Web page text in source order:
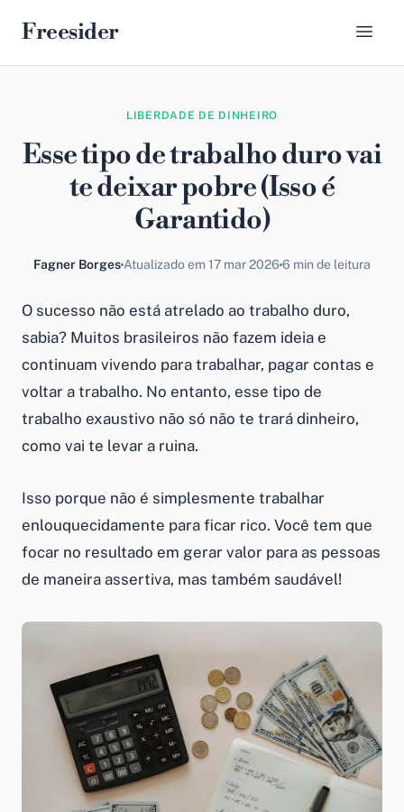
Freesider
LIBERDADE DE DINHEIRO
Esse tipo de trabalho duro vai
te deixar pobre (Isso é
Garantido)
Fagner Borges Atualizado em 17 mar 2026 6 min de leitura
O sucesso não está atrelado ao trabalho duro,
sabia? Muitos brasileiros não fazem ideia e
continuam vivendo para trabalhar, pagar contas e
voltar a trabalho. No entanto, esse tipo de
trabalho exaustivo não só não te trará dinheiro,
como vai te levar a ruina.
Isso porque não é simplesmente trabalhar
enlouquecidamente para ficar rico. Você tem que
focar no resultado em gerar valor para as pessoas
de maneira assertiva, mas também saudável!